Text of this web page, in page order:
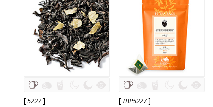
[5227] [ TBP5227]